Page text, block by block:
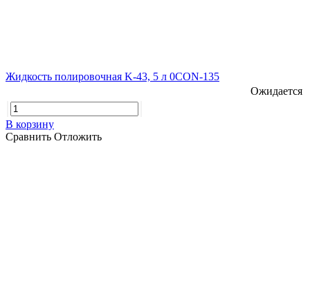
Жидкость полировочная K-43, 5 л 0CON-135
Ожидается
В корзину
Сравнить Отложить